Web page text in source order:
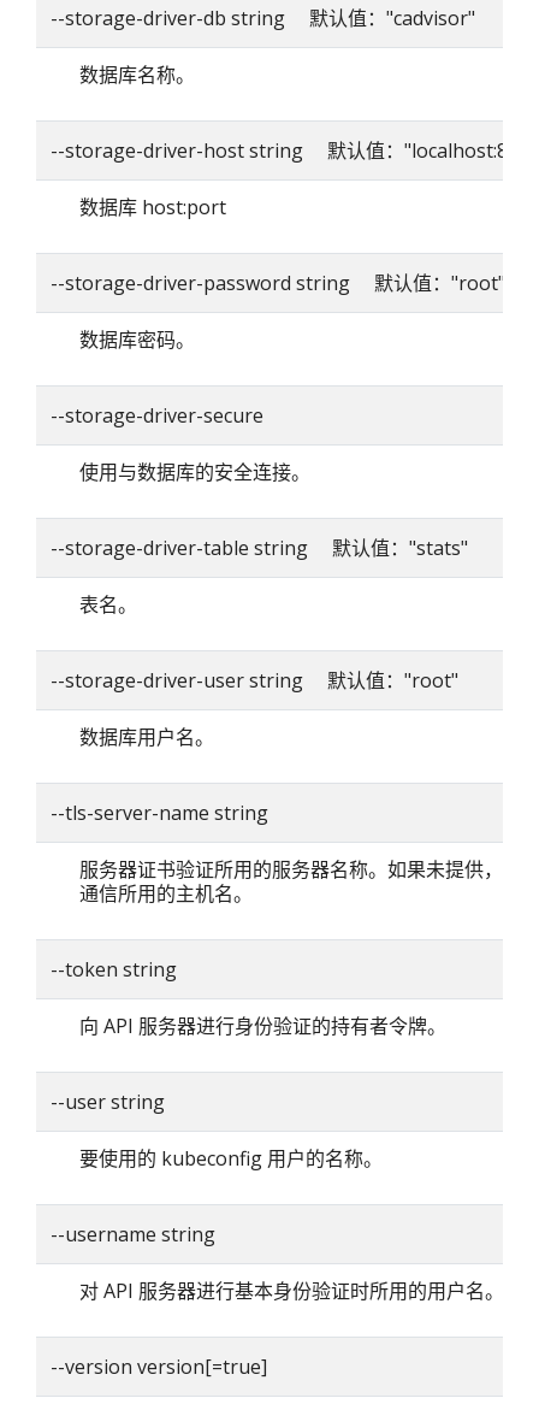
--storage-driver-db string 默认值："cadvisor"
数据库名称。
--storage-driver-host string 默认值：
数据库 host:port
--storage-driver-password string 默认值："root"
数据库密码。
--storage-driver-secure
使用与数据库的安全连接。
--storage-driver-table string 默认值："stats"
表名。
--storage-driver-user string 默认值："root"
数据库用户名。
--tls-server-name string
服务器证书验证所用的服务器名称。如果未提供，则
通信所用的主机名。
--token string
向 API 服务器进行身份验证的持有者令牌。
--user string
要使用的 kubeconfig 用户的名称。
--username string
对 API 服务器进行基本身份验证时所用的用户名。
--version version[=true]